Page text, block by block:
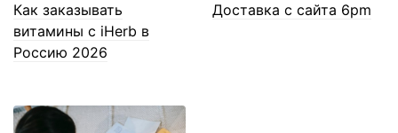
Как заказывать
витамины с iHerb в
Россию 2026
Доставка с сайта 6pm